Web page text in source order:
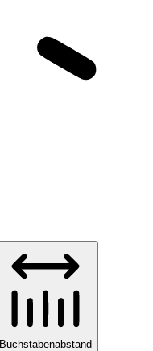
Buchstabenabstand